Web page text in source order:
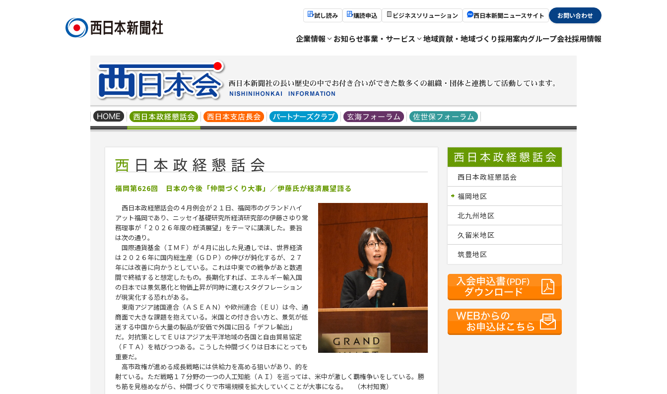
試し読み 購読申込 ビジネスソリューション 西日本新聞ニュースサイト お問い合わせ
企業情報 お知らせ事業・サービス 地域貢献・地域づくり採用案内グループ会社採用情報
福岡第626回 日本の今後「仲間づくり大事」／伊藤氏が経済展望語る
西日本政経懇話会の４月例会が２１日、福岡市のグランドハイ
アット福岡であり、ニッセイ基礎研究所経済研究部の伊藤さゆり 常
務理事が「２０２６年度の経済展望」をテーマに講演した。要旨
は次の通り。
国際通貨基金（ＩＭＦ）が４月に出した見通しでは、世界経済
は２０２６年に国内総生産（ＧＤＰ）の伸びが鈍化するが、２７
年には改善に向かうとしている。これは中東での戦争があと数週
間で終結すると想定したもの。長期化すれば、エネルギー輸入国
の日本では景気悪化と物価上昇が同時に進むスタグフレーション
が現実化する恐れがある。
東南アジア諸国連合（ＡＳＥＡＮ）や欧州連合（ＥＵ）は今、通
商面で大きな課題を抱えている。米国との付き合い方と、景気が低
迷する中国から大量の製品が安価で外国に回る「デフレ輸出」
だ。対抗策としてＥＵはアジア太平洋地域の各国と自由貿易協定
（ＦＴＡ）を結びつつある。こうした仲間づくりは日本にとっても
重要だ。
高市政権が進める成長戦略には供給力を高める狙いがあり、的を
射ている。ただ戦略１７分野の一つの人工知能（ＡＩ）を巡っては、米中が激しく覇権争いをしている。勝
ち筋を見極めながら、仲間づくりで市場規模を拡大していくことが大事になる。 （木村知寛）
西日本政経懇話会
福岡地区
北九州地区
久留米地区
筑豊地区